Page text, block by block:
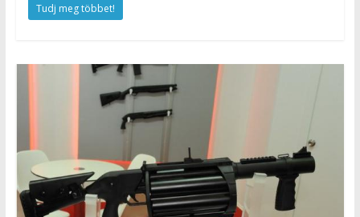
Tudj meg többet!